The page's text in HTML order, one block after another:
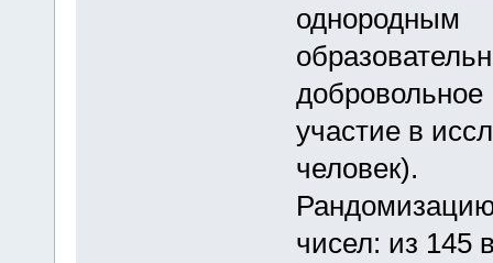
однородным
добровольное
участие в
человек).
чисел: из 145